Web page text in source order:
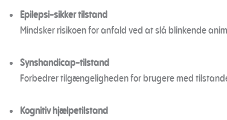
Epilepsi-sikker tilstand
Mindsker risikoen for anfald ved at slå blinkende
Synshandicap-tilstand
Forbedrer tilgængeligheden for brugere med
Kognitiv hjælpetilstand